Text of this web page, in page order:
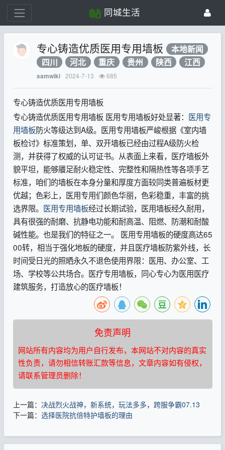
同城生活
专心铸造优质医用专用墙板 本地新闻
四川
河北 重庆 贵州 陕西 江西
samwiki 2024-7-13 685
专心铸造优质医用专用墙板
专心铸造优质医用专用墙板 医用专用墙板好处显著： 医用专
用墙板防火等级达到A级。医用专用墙板严峻根据《室内墙
板检讨》标准策划，单、双开墙板已经由过程A级防火检
测，并获得了权威的认可证书。从表面上来看，医疗墙板外
貌平坦，能够餍足耐火稳定性、完整性和隔热性等各项手艺
标准，咱们的墙板在本身分量和厚度方面较同类普遍板材更
优越；色彩上，医用专用们颜色华丽，色彩稳重，丰富的挑
选界限。 医用专用墙板经过长期试验，医用墙板经久耐用，
具有很强的耐磨、抗静电功能和耐高温、阻燃、防潮和耐酸
碱性能。也是我们的特征之一。 医用专用墙板的硬度高达65
00转，相当于强化地板的硬度，并且医疗墙板防紫外线，长
时间受日光的照晒永久不退色使用界限：医用、办公室、工
场、学校等公共场合。医疗专用墙板，同心专心为医用医疗
建筑服务，打造放心的医疗墙板！
免责声明
网站所有内容均为用户自行发布，本网站不对内容的真实
性负责，请勿相信转账汇款等信息，文章内容如有侵权，
请联系管理员删除！
上一篇： 决战烈火战神，新系统，玩法多多，跨服争霸07.13
下一篇： 选择医院抗倍特护墙板的理由